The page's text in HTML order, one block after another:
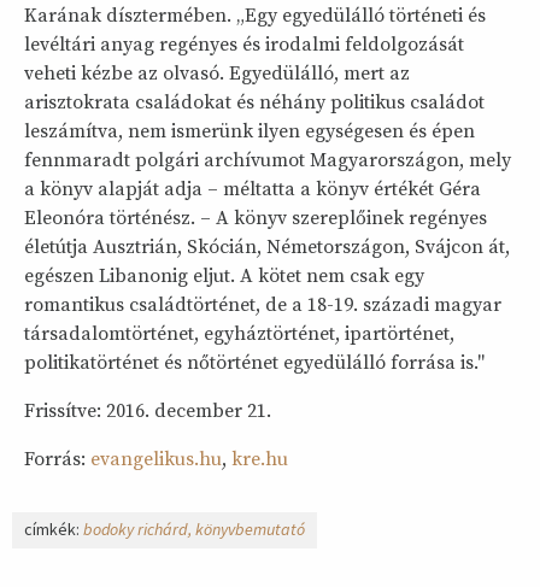
Karának dísztermében. „Egy egyedülálló történeti és
levéltári anyag regényes és irodalmi feldolgozását
veheti kézbe az olvasó. Egyedülálló, mert az
arisztokrata családokat és néhány politikus családot
leszámítva, nem ismerünk ilyen egységesen és épen
fennmaradt polgári archívumot Magyarországon, mely
a könyv alapját adja – méltatta a könyv értékét Géra
Eleonóra történész. – A könyv szereplőinek regényes
életútja Ausztrián, Skócián, Németországon, Svájcon át,
egészen Libanonig eljut. A kötet nem csak egy
romantikus családtörténet, de a 18-19. századi magyar
társadalomtörténet, egyháztörténet, ipartörténet,
politikatörténet és nőtörténet egyedülálló forrása is."
Frissítve: 2016. december 21.
Forrás: evangelikus.hu, kre.hu
címkék: bodoky richárd könyvbemutató